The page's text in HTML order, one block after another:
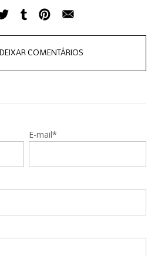
DEIXAR COMENTÁRIOS
E-mail*